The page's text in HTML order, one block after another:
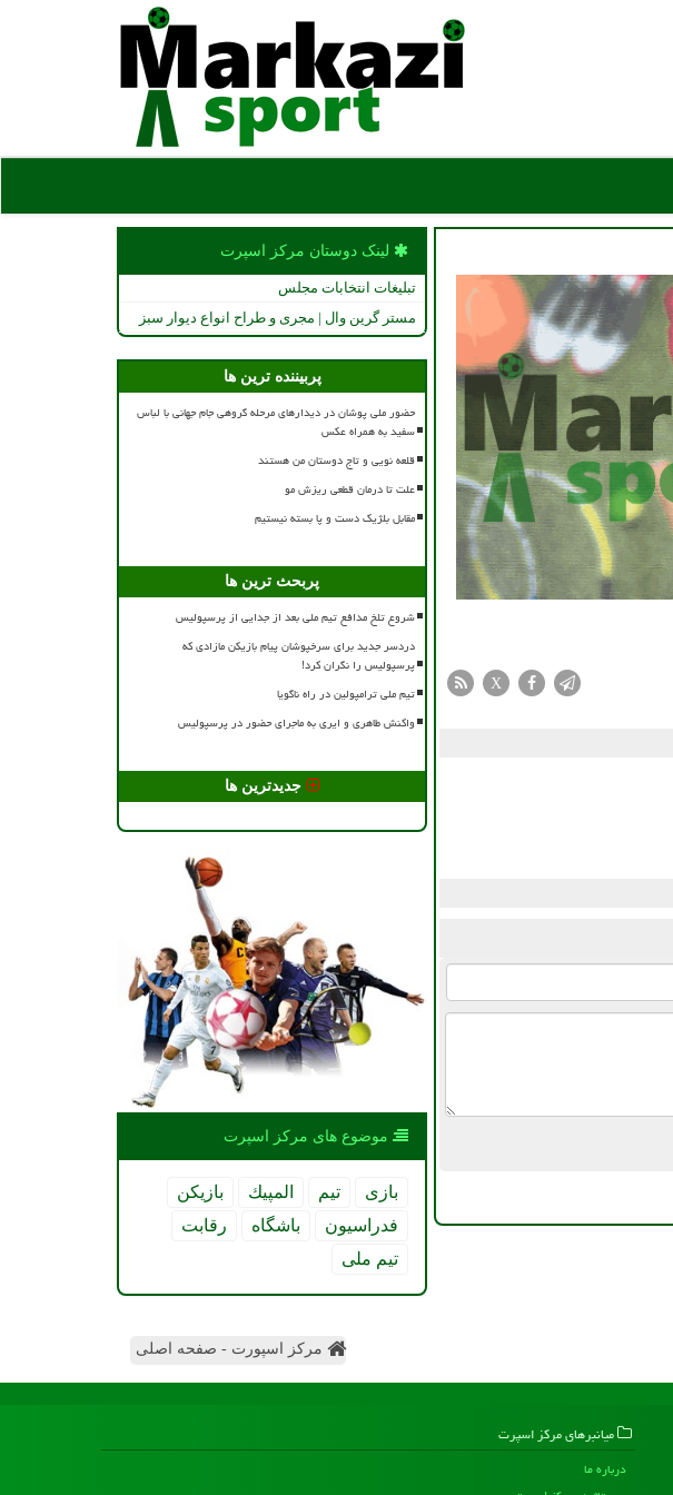
X
لینک دوستان مركز اسپرت
تبلیغات انتخابات مجلس
مستر گرین وال | مجری و طراح انواع دیوار سبز
پربیننده ترین ها
حضور ملی پوشان در دیدارهای مرحله گروهی جام جهانی با لباس
سفید به همراه عکس
قلعه نویی و تاج دوستان من هستند
علت تا درمان قطعی ریزش مو
مقابل بلژیک دست و پا بسته نیستیم
پربحث ترین ها
شروع تلخ مدافع تیم ملی بعد از جدایی از پرسپولیس
دردسر جدید برای سرخپوشان پیام بازیکن مازادی که
پرسپولیس را نگران کرد!
تیم ملی ترامپولین در راه ناگویا
واکنش طاهری و ایری به ماجرای حضور در پرسپولیس
جدیدترین ها
موضوع های مركز اسپرت
بازی تیم المپیك
بازیكن
فدراسیون
باشگاه
رقابت
تیم ملی
مرکز اسپورت - صفحه اصلی
میانبرهای مركز اسپرت
درباره ما